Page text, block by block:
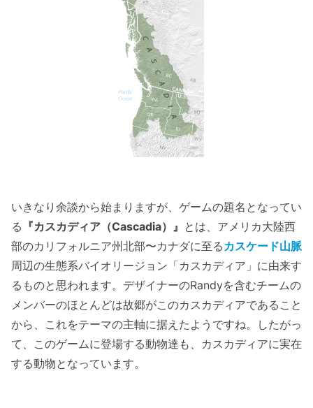
いきなり余談から始まりますが、ゲームの題名となってい
る 『カスカディア（Cascadia）』 とは、アメリカ大陸西
部のカリフォルニア州北部〜カナダに至るカスケード山脈
周辺の生態系バイオリージョン「カスカディア」に由来す
るものと思われます。デザイナーのRandyを含むチームの
メンバーのほとんどは故郷がこのカスカディアであること
から、これをテーマの主軸に据えたようですね。したがっ
て、このゲームに登場する動物達も、カスカディアに実在
する動物となっています。